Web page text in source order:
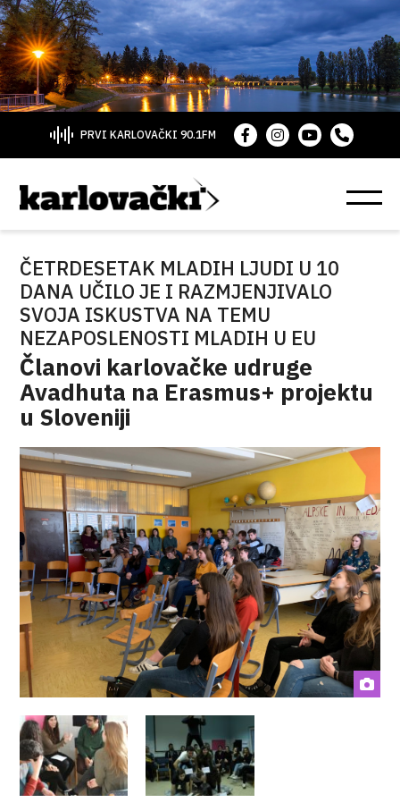
PRVI KARLOVAČKI 90.1FM
ČETRDESETAK MLADIH LJUDI U 10
DANA UČILO JE I RAZMJENJIVALO
SVOJA ISKUSTVA NA TEMU
NEZAPOSLENOSTI MLADIH U EU
Članovi karlovačke udruge
Avadhuta na Erasmus+ projektu
u Sloveniji